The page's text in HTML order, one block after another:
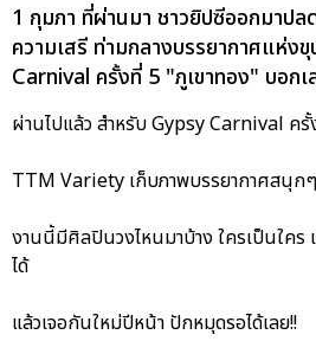
1 กุมภา ที่ผ่านมา ชาวยิปซีออกมาป
ความเสรี ท่ามกลางบรรยากาศแห่ง
Carnival ครั้งที่ 5 "ภูเขาทอง" บอกเ
ผ่านไปแล้ว สำหรับ Gypsy Carnival ค
TTM Variety เก็บภาพบรรยากาศสนุก
งานนี้มีศิลปินวงไหนมาบ้าง ใครเป็นใคร
ได้
แล้วเจอกันใหม่ปีหน้า ปักหมุดรอได้เลย!!